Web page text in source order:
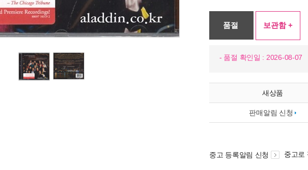
품절 보관함 +
- 품절 확인일 : 2026-08-07
새상품
판매알림 신청
중고 등록알림 신청 중고로